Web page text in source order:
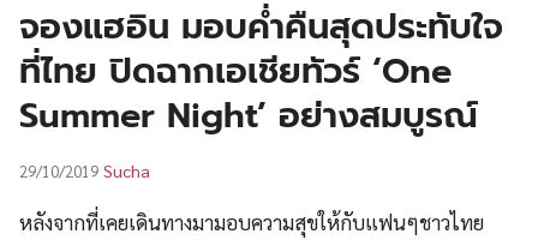
จองแฮอิน มอบค่ำคืนสุดประทับใจ
ที่ไทย ปิดฉากเอเชียทัวร์ ‘One
Summer Night’ อย่างสมบูรณ์
29/10/2019 Sucha
หลังจากที่เคยเดินทางมามอบความสุขให้กับแฟนๆชาวไทย